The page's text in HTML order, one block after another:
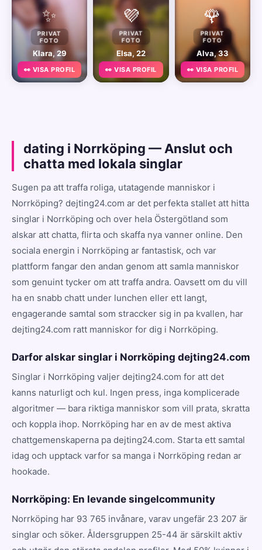
✨
PRIVAT
FOTO
Klara, 29
👀 VISA PROFIL
💜
PRIVAT
FOTO
Elsa, 22
👀 VISA PROFIL
🌹
PRIVAT
FOTO
Alva, 33
👀 VISA PROFIL
dating i Norrköping — Anslut och
chatta med lokala singlar
Sugen pa att traffa roliga, utatagende manniskor i
Norrköping? dejting24.com ar det perfekta stallet att hitta
singlar i Norrköping och over hela Östergötland som
alskar att chatta, flirta och skaffa nya vanner online. Den
sociala energin i Norrköping ar fantastisk, och var
plattform fangar den andan genom att samla manniskor
som genuint tycker om att traffa andra. Oavsett om du vill
ha en snabb chatt under lunchen eller ett langt,
engagerande samtal som straccker sig in pa kvallen, har
dejting24.com ratt manniskor for dig i Norrköping.
Darfor alskar singlar i Norrköping dejting24.com
Singlar i Norrköping valjer dejting24.com for att det
kanns naturligt och kul. Ingen press, inga komplicerade
algoritmer — bara riktiga manniskor som vill prata, skratta
och koppla ihop. Norrköping har en av de mest aktiva
chattgemenskaperna pa dejting24.com. Starta ett samtal
idag och upptack varfor sa manga i Norrköping redan ar
hookade.
Norrköping: En levande singelcommunity
Norrköping har 93 765 invånare, varav ungefär 23 207 är
singlar och söker. Åldersgruppen 25-44 är särskilt aktiv